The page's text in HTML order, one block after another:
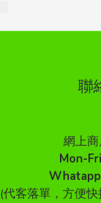
聯
網上
Mon-
(代客落單，方便